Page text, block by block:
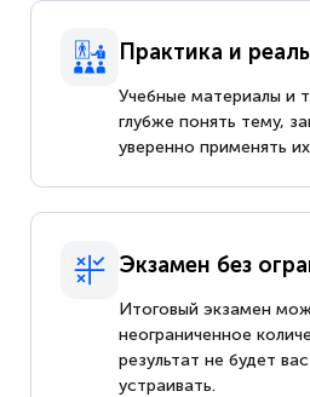
Практика и
Учебные материалы и
глубже понять тему,
уверенно применять
Экзамен без
Итоговый экзамен
неограниченное
результат не будет
устраивать.